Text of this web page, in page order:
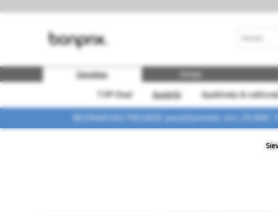
Sievietes
TOP-Deal Apģērbi Apakšveļa &
Vīrieši
BEZMAKSAS PIEGĀDE pasūtījumiem virs 29,90€ !